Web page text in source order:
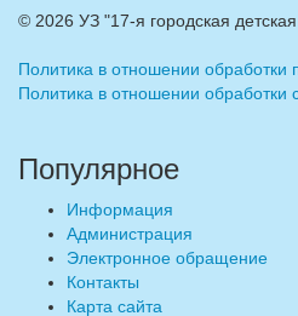
© 2026 УЗ "17-я городская
Политика в отношении обработки
Политика в отношении обработки
Популярное
Информация
Администрация
Электронное обращение
Контакты
Карта сайта